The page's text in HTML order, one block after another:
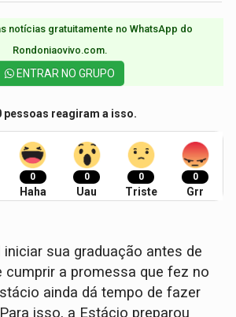
notícias gratuitamente no WhatsApp do
Rondoniaovivo.com.​
ENTRAR NO GRUPO
pessoas reagiram a isso.
0
Haha
0
Uau
0
Triste
0
Grr
sua graduação antes de
cumprir a promessa que fez no
ainda dá tempo de fazer
isso, a Estácio preparou